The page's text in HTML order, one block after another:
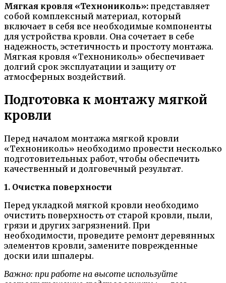
Мягкая кровля «Технониколь»: представляет
собой комплексный материал, который
включает в себя все необходимые компоненты
для устройства кровли. Она сочетает в себе
надежность, эстетичность и простоту монтажа.
Мягкая кровля «Технониколь» обеспечивает
долгий срок эксплуатации и защиту от
атмосферных воздействий.
Подготовка к монтажу мягкой
кровли
Перед началом монтажа мягкой кровли
«Технониколь» необходимо провести несколько
подготовительных работ, чтобы обеспечить
качественный и долговечный результат.
1. Очистка поверхности
Перед укладкой мягкой кровли необходимо
очистить поверхность от старой кровли, пыли,
грязи и других загрязнений. При
необходимости, проведите ремонт деревянных
элементов кровли, замените поврежденные
доски или шпалеры.
Важно: при работе на высоте используйте